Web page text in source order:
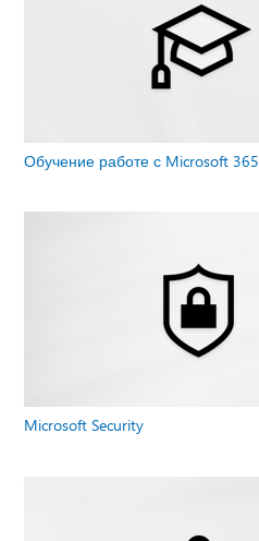
Обучение работе с Microsoft 365
Microsoft Security